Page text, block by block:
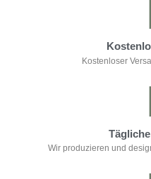
Kostenloser
Wir produzieren und